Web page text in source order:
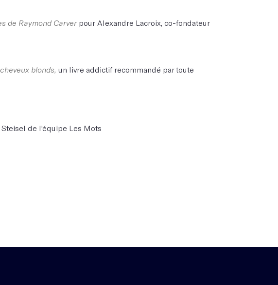
de Raymond Carver pour Alexandre Lacroix, co-fondateur
blonds, un livre addictif recommandé par toute
de l'équipe Les Mots